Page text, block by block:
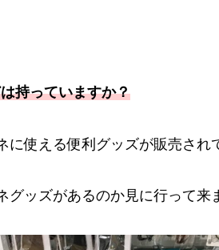
持っていますか？
に使える便利グッズが販売され
ッズがあるのか見に行って来